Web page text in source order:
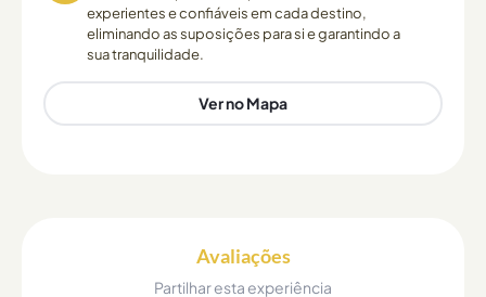
experientes e confiáveis em cada destino,
eliminando as suposições para si e garantindo a
sua tranquilidade.
Ver no Mapa
Avaliações
Partilhar esta experiência